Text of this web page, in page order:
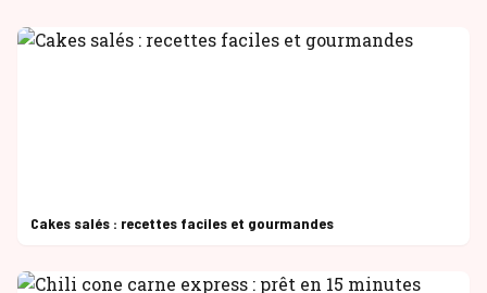
Cakes salés : recettes faciles et gourmandes